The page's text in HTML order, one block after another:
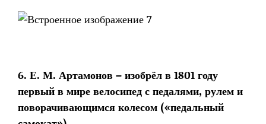
6. Е. М. Артамонов – изобрёл в 1801 году
первый в мире велосипед с педалями, рулем и
поворачивающимся колесом («педальный